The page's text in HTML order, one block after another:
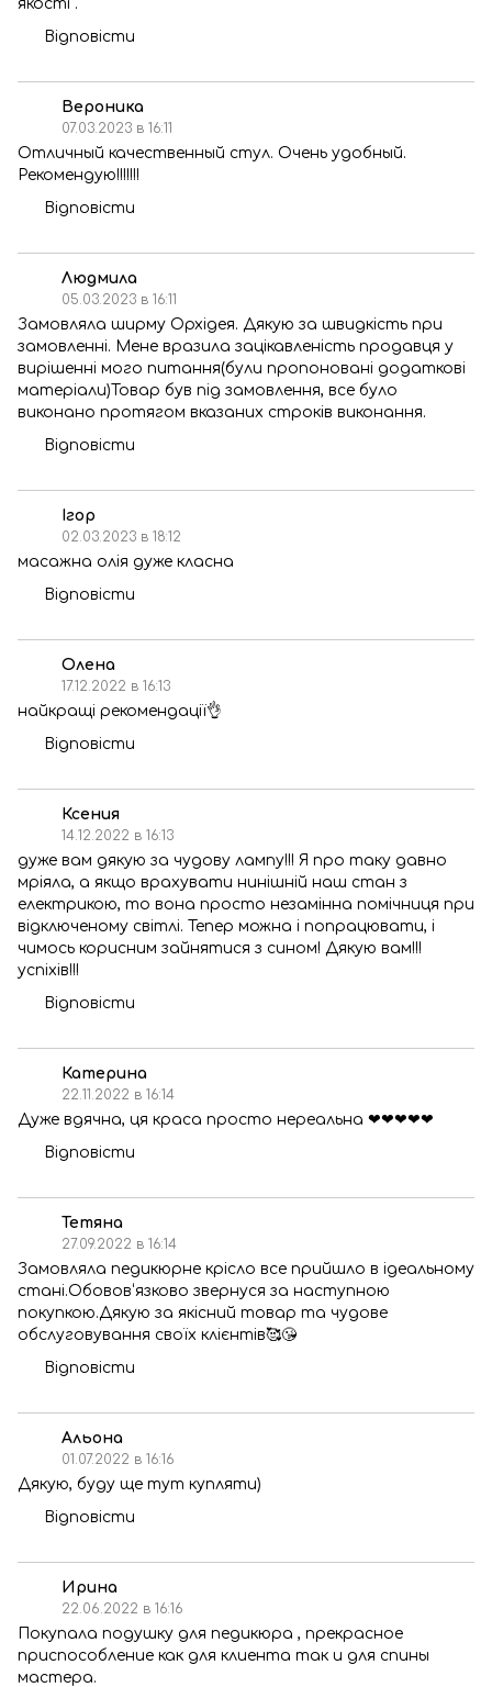
якості .
Відповісти
Вероника
07.03.2023 в 16:11
Отличный качественный стул. Очень удобный.
Рекомендую!!!!!!!
Відповісти
Людмила
05.03.2023 в 16:11
Замовляла ширму Орхідея. Дякую за швидкість при
замовленні. Мене вразила зацікавленість продавця у
вирішенні мого питання(були пропоновані додаткові
матеріали)Товар був під замовлення, все було
виконано протягом вказаних строків виконання.
Відповісти
Ігор
02.03.2023 в 18:12
масажна олія дуже класна
Відповісти
Олена
17.12.2022 в 16:13
найкращі рекомендації👌
Відповісти
Ксения
14.12.2022 в 16:13
дуже вам дякую за чудову лампу!!! Я про таку давно
мріяла, а якщо врахувати нинішній наш стан з
електрикою, то вона просто незамінна помічниця при
відключеному світлі. Тепер можна і попрацювати, і
чимось корисним зайнятися з сином! Дякую вам!!!
успіхів!!!
Відповісти
Катерина
22.11.2022 в 16:14
Дуже вдячна, ця краса просто нереальна ❤❤❤❤❤
Відповісти
Тетяна
27.09.2022 в 16:14
Замовляла педикюрне крісло все прийшло в ідеальному
стані.Обовов‘язково звернуся за наступною
покупкою.Дякую за якісний товар та чудове
обслуговування своїх клієнтів🥰😘
Відповісти
Альона
01.07.2022 в 16:16
Дякую, буду ще тут купляти)
Відповісти
Ирина
22.06.2022 в 16:16
Покупала подушку для педикюра , прекрасное
приспособление как для клиента так и для спины
мастера.